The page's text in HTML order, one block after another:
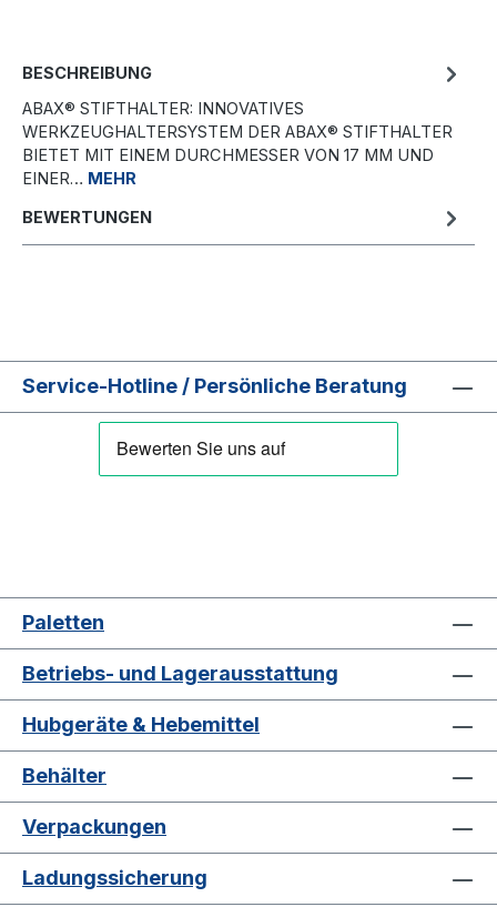
BESCHREIBUNG
ABAX® STIFTHALTER: INNOVATIVES
WERKZEUGHALTERSYSTEM DER ABAX® STIFTHALTER
BIETET MIT EINEM DURCHMESSER VON 17 MM UND
EINER… MEHR
BEWERTUNGEN
Service-Hotline / Persönliche Beratung
Paletten
Betriebs- und Lagerausstattung
Hubgeräte & Hebemittel
Behälter
Verpackungen
Ladungssicherung